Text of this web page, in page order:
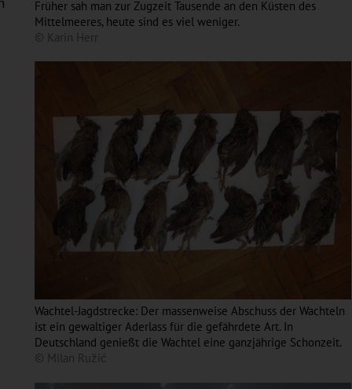
Früher sah man zur Zugzeit Tausende an den Küsten des
Mittelmeeres, heute sind es viel weniger.
© Karin Herr
Wachtel-Jagdstrecke: Der massenweise Abschuss der Wachteln
ist ein gewaltiger Aderlass für die gefährdete Art. In
Deutschland genießt die Wachtel eine ganzjährige Schonzeit.
© Milan Ružić